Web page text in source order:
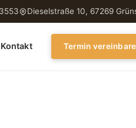
Dieselstraße 10, 67269
Kontakt Termin